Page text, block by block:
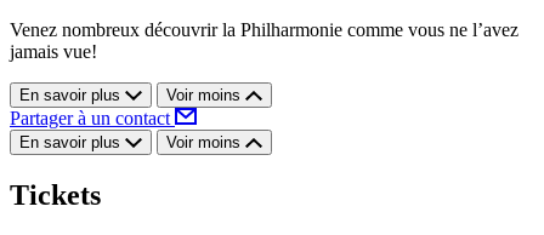
Venez nombreux découvrir la Philharmonie comme vous ne l’avez
jamais vue!
En savoir plus Voir moins
Partager à un contact
En savoir plus Voir moins
Tickets